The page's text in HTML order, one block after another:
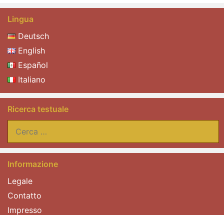
Lingua
Deutsch
English
Español
Italiano
Ricerca testuale
per:
Informazione
Legale
Contatto
Impresso